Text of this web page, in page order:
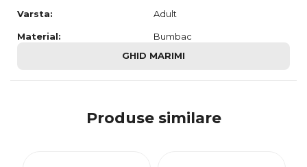
Varsta: Adult
Material:
Bumbac
GHID MARIMI
Produse similare